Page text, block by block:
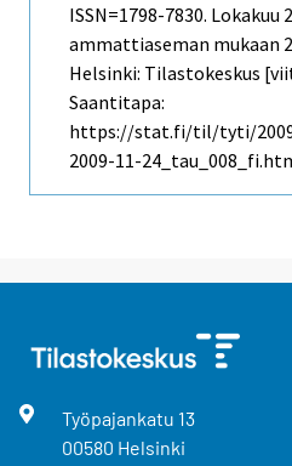
ISSN=1798-7830. Lokakuu
ammattiaseman mukaan
Helsinki: Tilastokeskus
Saantitapa:
https://stat.fi/til/tyti/2009/
2009-11-
Työpajankatu 13
00580 Helsinki